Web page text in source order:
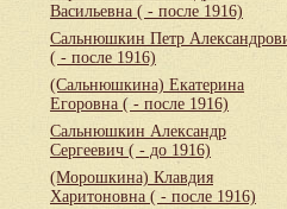
Васильевна ( - после 1916)
Сальнюшкин Петр
( - после 1916)
(Сальнюшкина) Екатерина
Егоровна ( - после 1916)
Сальнюшкин Александр
Сергеевич ( - до 1916)
(Морошкина) Клавдия
Харитоновна ( - после 1916)